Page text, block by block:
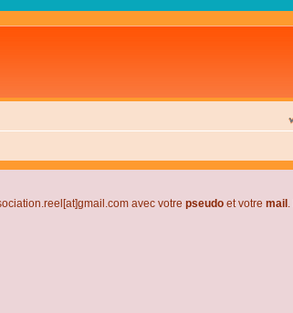
avec votre pseudo et votre mail